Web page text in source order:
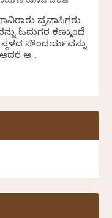
ಪ್ರವಾಸಿಗರು
ಓದುಗರ ಕಣ್ಮುಂದೆ
ಸ್ಥಳದ ಸೌಂದರ್ಯವನ್ನು
ಆ...